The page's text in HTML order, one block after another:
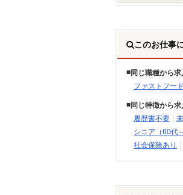
このお仕事
同じ職種から
ファストフー
同じ特徴から
履歴書不要
シニア（60代
社会保険あり